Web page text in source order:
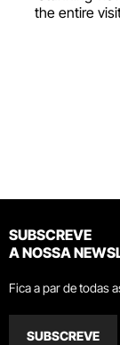
the entire
SUBSCREVE
A NOSSA
Fica a par de todas
SUBSCREVE